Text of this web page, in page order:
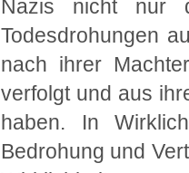
Nazis nicht nur
Todesdrohungen
nach ihrer
verfolgt und aus
haben. In
Bedrohung und